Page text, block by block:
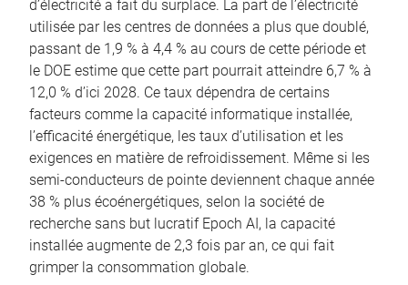
d’électricité a fait du surplace. La part de l’électricité
utilisée par les centres de données a plus que doublé,
passant de 1,9 % à 4,4 % au cours de cette période et
le DOE estime que cette part pourrait atteindre 6,7 % à
12,0 % d’ici 2028. Ce taux dépendra de certains
facteurs comme la capacité informatique installée,
l’efficacité énergétique, les taux d’utilisation et les
exigences en matière de refroidissement. Même si les
semi-conducteurs de pointe deviennent chaque année
38 % plus écoénergétiques, selon la société de
recherche sans but lucratif Epoch AI, la capacité
installée augmente de 2,3 fois par an, ce qui fait
grimper la consommation globale.